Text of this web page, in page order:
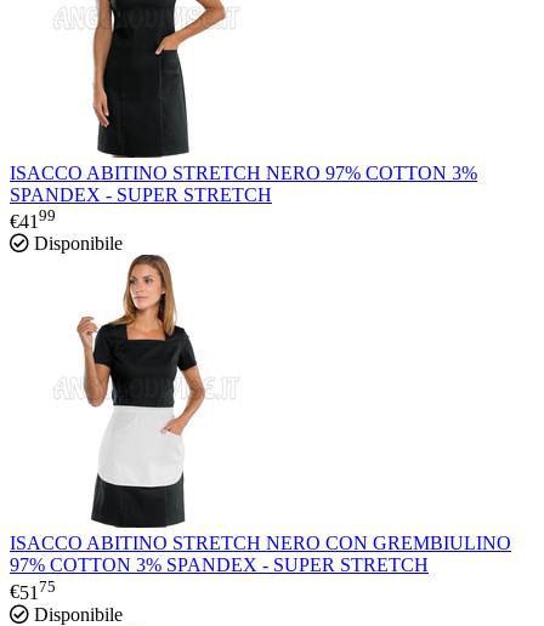
ISACCO ABITINO STRETCH NERO 97% COTTON 3%
SPANDEX - SUPER STRETCH
€4199
Disponibile
ISACCO ABITINO STRETCH NERO CON GREMBIULINO
97% COTTON 3% SPANDEX - SUPER STRETCH
€51 75
Disponibile